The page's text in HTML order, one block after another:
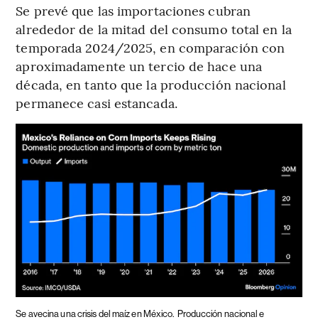
Se prevé que las importaciones cubran
alrededor de la mitad del consumo total en la
temporada 2024/2025, en comparación con
aproximadamente un tercio de hace una
década, en tanto que la producción nacional
permanece casi estancada.
Se avecina una crisis del maíz en México. Producción nacional e